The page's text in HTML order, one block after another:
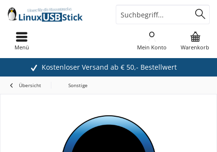
Kostenloser Versand ab € 50,- Bestellwert
Warenkorb
Mein Konto
Menü
Übersicht Sonstige